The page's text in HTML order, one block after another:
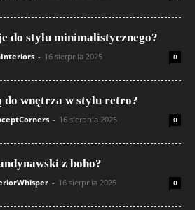
do stylu minimalistycznego?
- 16 sierpnia 2025 0
do wnętrza w stylu retro?
- 16 sierpnia 2025 0
z boho?
- 16 sierpnia 2025 0